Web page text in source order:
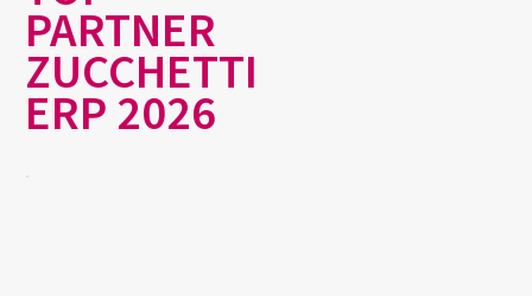
PARTNER
ZUCCHETTI
ERP 2026
.